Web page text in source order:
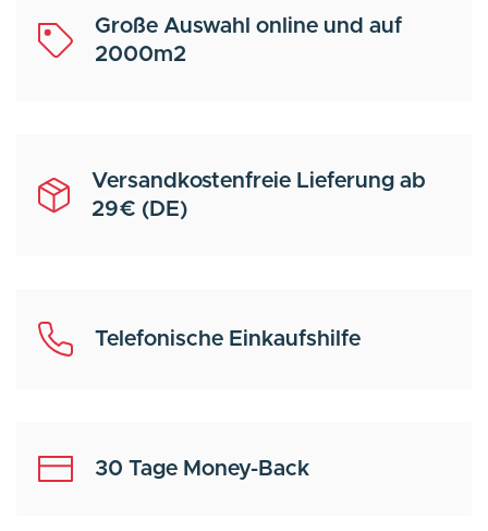
Große Auswahl online und auf
2000m2
Versandkostenfreie Lieferung ab
29€ (DE)
Telefonische Einkaufshilfe
30 Tage Money-Back